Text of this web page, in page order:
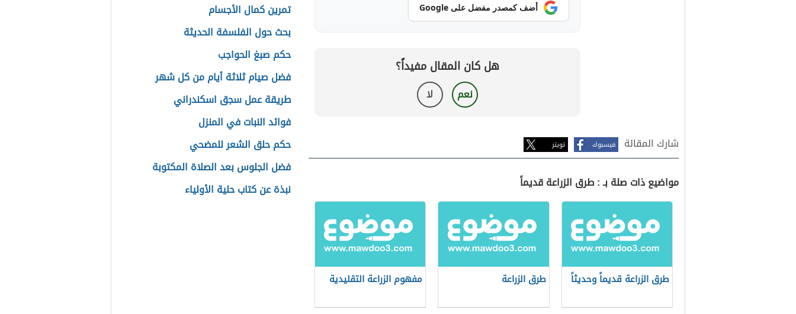
أضف كمصدر مفضل على Google
هل كان المقال مفيداً؟
نعم لا
شارك المقالة فيسبوك تويتر
مواضيع ذات صلة بـ : طرق الزراعة قديماً
طرق الزراعة قديماً وحديثاً طرق الزراعة مفهوم الزراعة التقليدية
تمرين كمال الأجسام
بحث حول الفلسفة الحديثة
حكم صبغ الحواجب
فضل صيام ثلاثة أيام من كل شهر
طريقة عمل سجق اسكندراني
فوائد النبات في المنزل
حكم حلق الشعر للمضحي
فضل الجلوس بعد الصلاة المكتوبة
نبذة عن كتاب حلية الأولياء